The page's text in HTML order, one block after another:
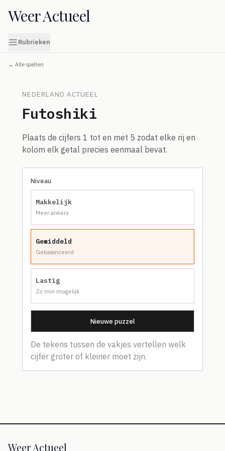
Weer Actueel
Rubrieken
← Alle spellen
NEDERLAND ACTUEEL
Futoshiki
Plaats de cijfers 1 tot en met 5 zodat elke rij en
kolom elk getal precies eenmaal bevat.
Niveau
Makkelijk
Meer ankers
Gemiddeld
Gebalanceerd
Lastig
Zo min mogelijk
Nieuwe puzzel
De tekens tussen de vakjes vertellen welk
cijfer groter of kleiner moet zijn.
Weer Actueel